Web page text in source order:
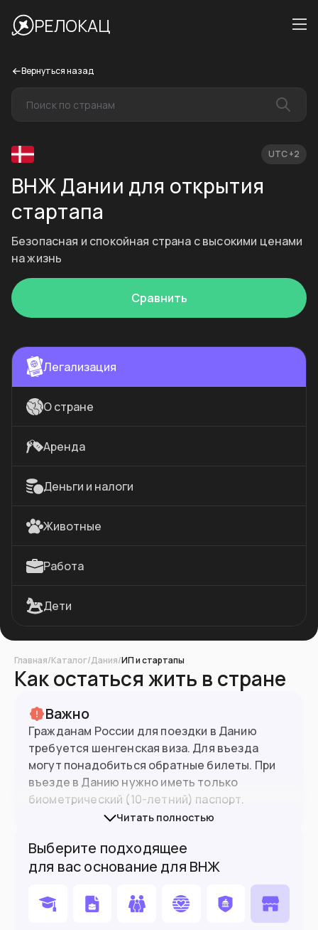
РЕЛОКАЦ
Вернуться назад
UTC +2
ВНЖ Дании для открытия
стартапа
Безопасная и спокойная страна с высокими ценами
на жизнь
Сравнить
Легализация
О стране
Аренда
Деньги и налоги
Животные
Работа
Дети
Главная/Каталог/Дания/ИП и стартапы
Как остаться жить в стране
Важно
Гражданам России для поездки в Данию
требуется шенгенская виза. Для въезда
могут понадобиться обратные билеты. При
въезде в Данию нужно иметь только
биометрический (10-летний) паспорт.
получения виз и ВНЖ можно обращаться в
визовые центры других стран.
Население
Подойдет вам если
Читать полностью
Выберите подходящее
для вас основание для ВНЖ